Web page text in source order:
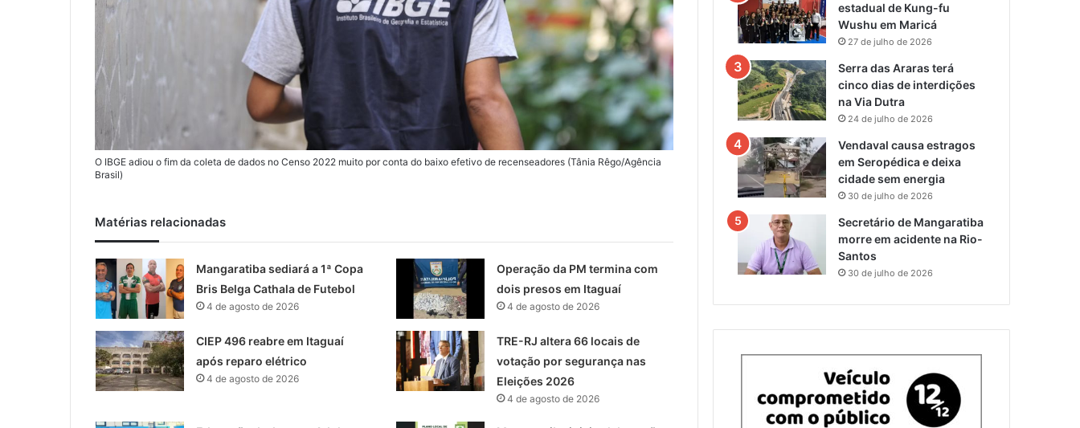
O IBGE adiou o fim da coleta de dados no Censo 2022 muito por conta do baixo efetivo de recenseadores (Tânia Rêgo/Agência
Brasil)
Matérias relacionadas
Mangaratiba sediará a 1ª Copa
Bris Belga Cathala de Futebol
4 de agosto de 2026
Operação da PM termina com
dois presos em Itaguaí
4 de agosto de 2026
CIEP 496 reabre em Itaguaí
após reparo elétrico
4 de agosto de 2026
TRE-RJ altera 66 locais de
votação por segurança nas
Eleições 2026
4 de agosto de 2026
estadual de Kung-fu
Wushu em Maricá
27 de julho de 2026
Serra das Araras terá
cinco dias de interdições
na Via Dutra
24 de julho de 2026
Vendaval causa estragos
em Seropédica e deixa
cidade sem energia
30 de julho de 2026
Secretário de Mangaratiba
morre em acidente na Rio-
Santos
30 de julho de 2026